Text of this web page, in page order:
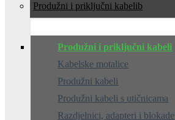
Produžni i priključni kabeli
Produžni i priključni kabeli
Kabelske motalice
Produžni kabeli
Produžni kabeli s utičnicama
Razdjelnici, adapteri i blokade